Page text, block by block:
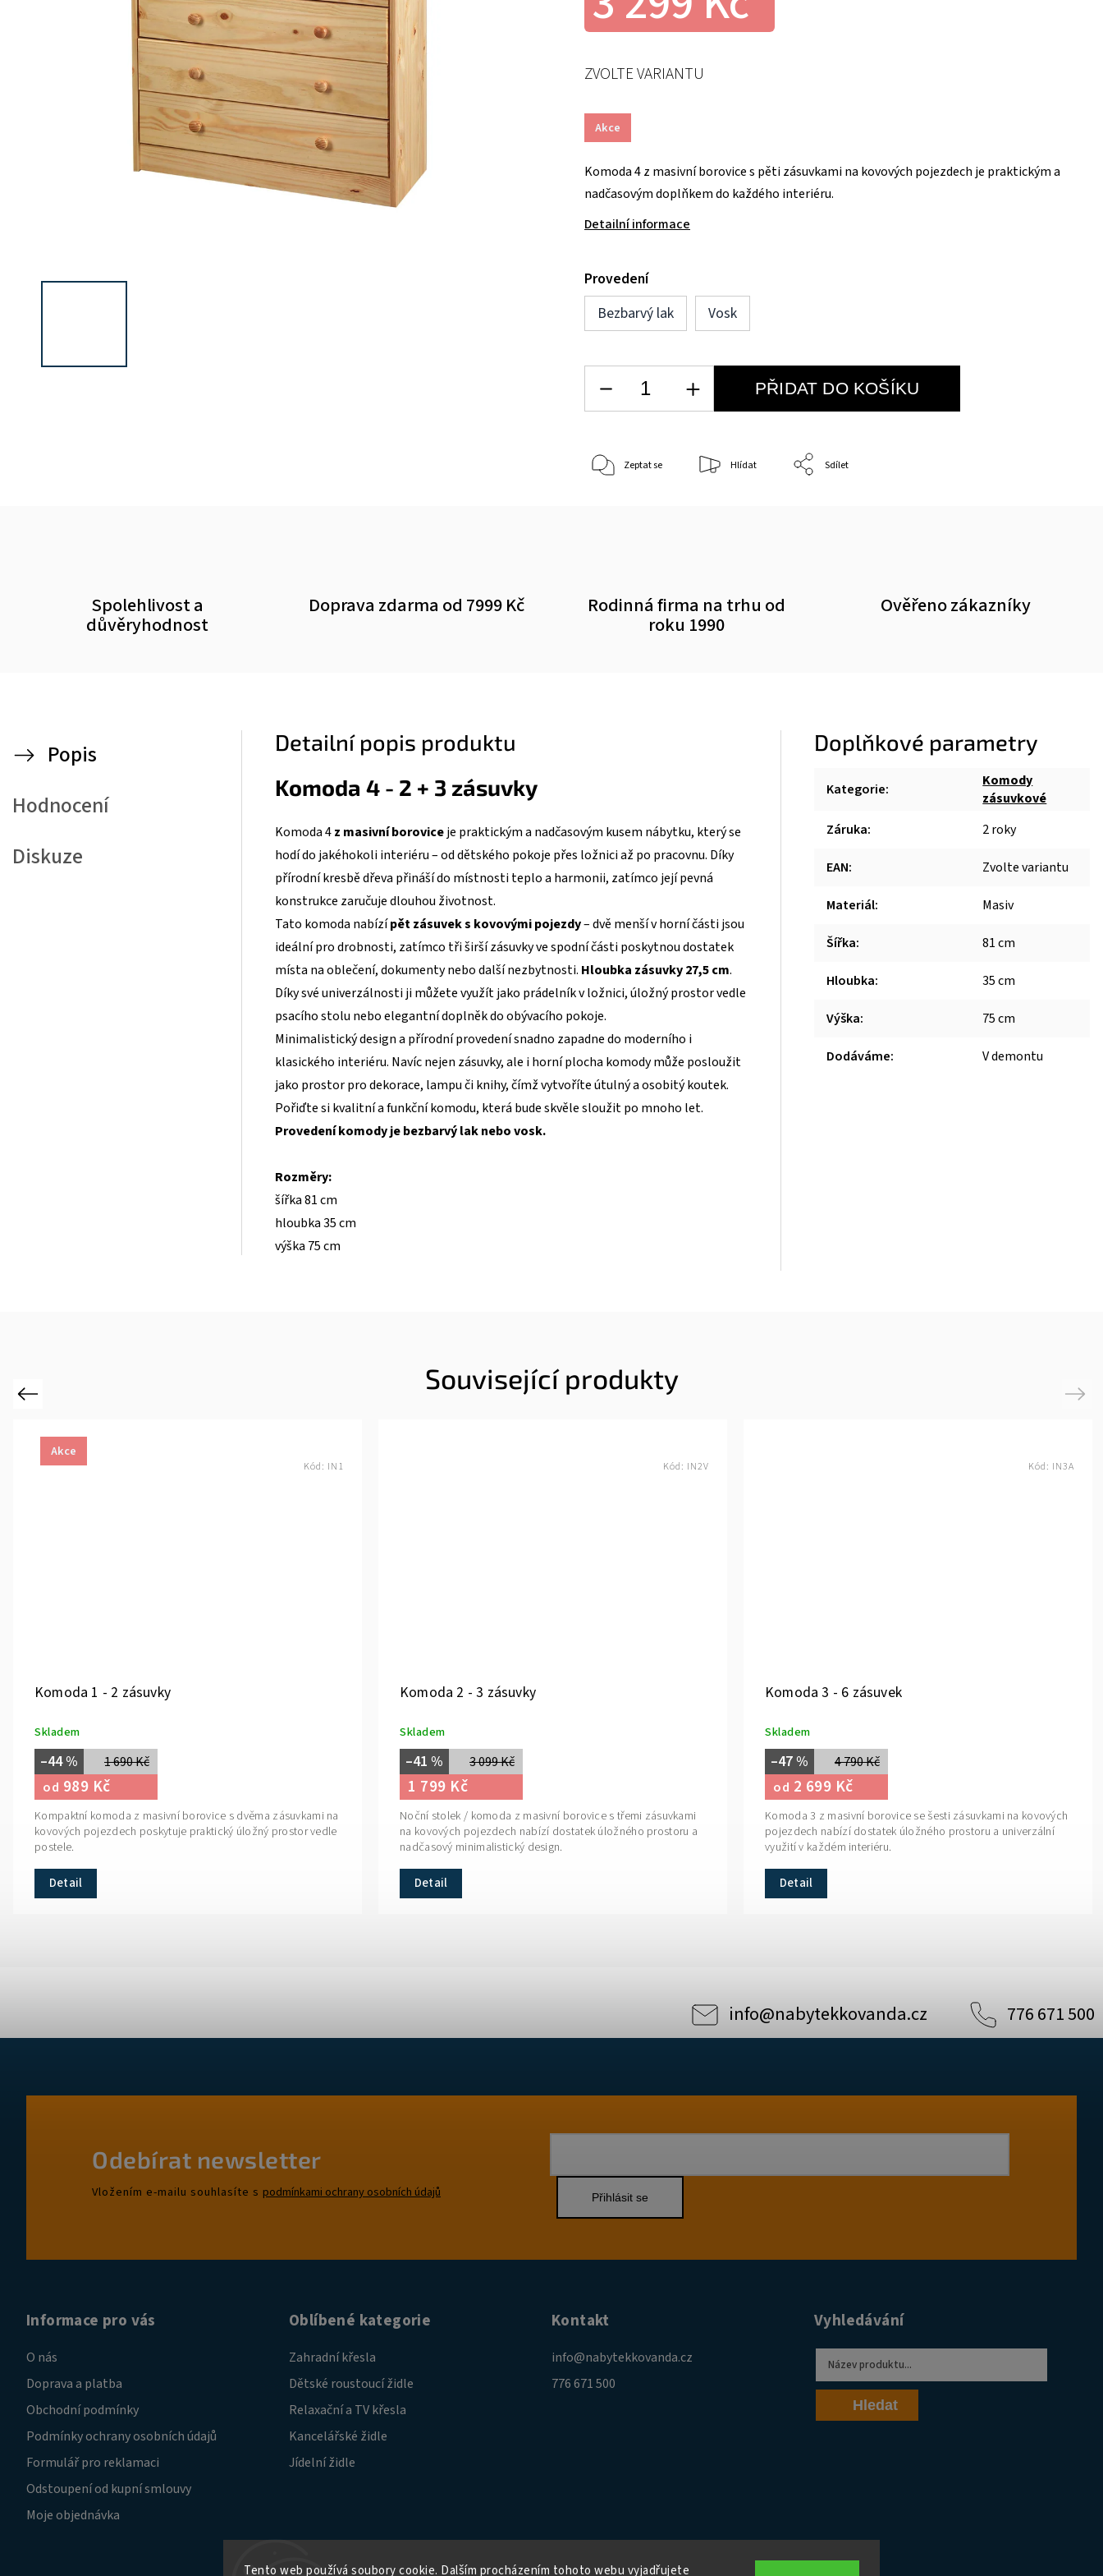
Tento web používá soubory cookie. Dalším procházením tohoto webu vyjadřujete
Akce
Komoda 4 z masivní borovice s pěti zásuvkami na kovových pojezdech je praktickým a
nadčasovým doplňkem do každého interiéru.
Detailní informace
Provedení
Bezbarvý lak
Vosk
ZVOLTE VARIANTU
PŘIDAT DO KOŠÍKU
Zeptat se Hlídat Sdílet
Spolehlivost a
důvěryhodnost
Doprava zdarma od 7999 Kč Rodinná firma na trhu od
roku 1990
Ověřeno zákazníky
Popis
Hodnocení
Diskuze
Detailní popis produktu
Komoda 4 - 2 + 3 zásuvky
Komoda 4z masivní boroviceje praktickým a nadčasovým kusem nábytku, který se
hodí do jakéhokoli interiéru – od dětského pokoje přes ložnici až po pracovnu. Díky
přírodní kresbě dřeva přináší do místnosti teplo a harmonii, zatímco její pevná
konstrukce zaručuje dlouhou životnost.
Tato komoda nabízípět zásuvek s kovovými pojezdy– dvě menší v horní části jsou
ideální pro drobnosti, zatímco tři širší zásuvky ve spodní části poskytnou dostatek
místa na oblečení, dokumenty nebo další nezbytnosti. Hloubka zásuvky 27,5 cm.
Díky své univerzálnosti ji můžete využít jako prádelník v ložnici, úložný prostor vedle
psacího stolu nebo elegantní doplněk do obývacího pokoje.
Minimalistický design a přírodní provedení snadno zapadne do moderního i
klasického interiéru. Navíc nejen zásuvky, ale i horní plocha komody může posloužit
jako prostor pro dekorace, lampu či knihy, čímž vytvoříte útulný a osobitý koutek.
Pořiďte si kvalitní a funkční komodu, která bude skvěle sloužit po mnoho let.
Provedení komody je bezbarvý lak nebo vosk.
Rozměry:
šířka 81 cm
hloubka 35 cm
výška 75 cm
Doplňkové parametry
Kategorie:
Komody
zásuvkové
Záruka: 2 roky
EAN: Zvolte variantu
Materiál: Masiv
Šířka: 81 cm
Hloubka: 35 cm
Výška: 75 cm
Dodáváme: V demontu
Související produkty
Previous
Akce
Komoda 1 - 2 zásuvky
Skladem
1 690 Kč
–44 %
od 989 Kč
Detail
Kompaktní komoda z masivní borovice s dvěma zásuvkami na
kovových pojezdech poskytuje praktický úložný prostor vedle
postele.
Kód: IN1
Komoda 2 - 3 zásuvky
Skladem
3 099 Kč
–41 %
1 799 Kč
Detail
Noční stolek / komoda z masivní borovice s třemi zásuvkami
na kovových pojezdech nabízí dostatek úložného prostoru a
nadčasový minimalistický design.
Kód: IN2V
Komoda 3 - 6 zásuvek
Skladem
4 790 Kč
–47 %
od 2 699 Kč
Detail
Komoda 3 z masivní borovice se šesti zásuvkami na kovových
pojezdech nabízí dostatek úložného prostoru a univerzální
využití v každém interiéru.
Kód: IN3A
Next
info@nabytekkovanda.cz 776 671 500
Odebírat newsletter
Vložením e-mailu souhlasíte s podmínkami ochrany osobních údajů Přihlásit se
Informace pro vás
O nás
Doprava a platba
Obchodní podmínky
Podmínky ochrany osobních údajů
Formulář pro reklamaci
Odstoupení od kupní smlouvy
Moje objednávka
Oblíbené kategorie
Zahradní křesla
Dětské roustoucí židle
Relaxační a TV křesla
Kancelářské židle
Jídelní židle
Kontakt
info@nabytekkovanda.cz
776 671 500
Vyhledávání
Hledat